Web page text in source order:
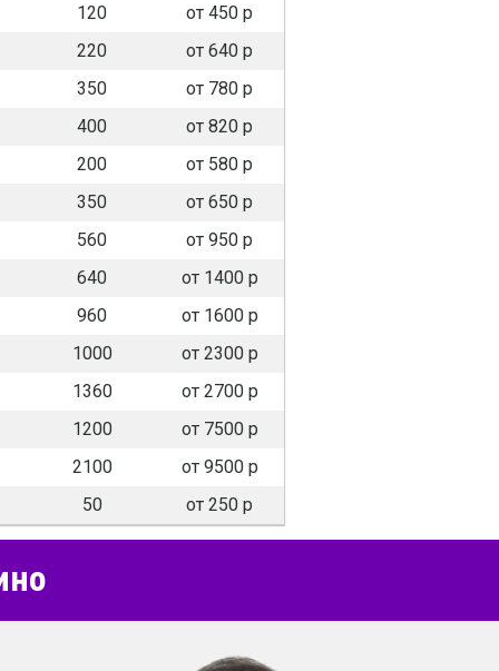
120
от 450 р
220
от 640 р
350
от 780 р
400
от 820 р
200
от 580 р
350
от 650 р
560
от 950 р
640
от 1400 р
960
от 1600 р
1000
от 2300 р
1360
от 2700 р
1200
от 7500 р
2100
от 9500 р
50
от 250 р